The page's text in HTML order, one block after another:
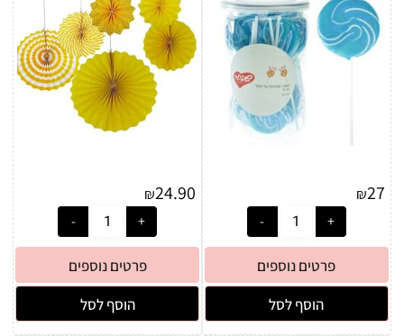
₪27
פרטים נוספים
הוסף לסל
₪24.90
פרטים נוספים
הוסף לסל